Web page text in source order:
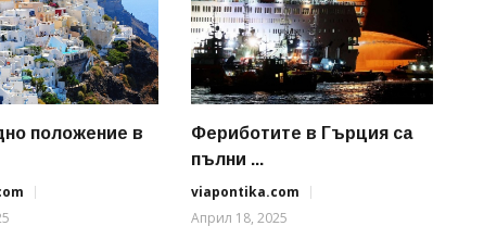
положение в
Фериботите в Гърция са
пълни ...
viapontika.com
Април 18, 2025